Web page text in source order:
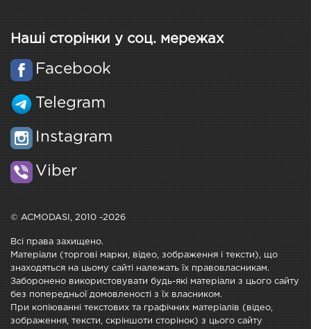
Наші сторінки у соц. мережах
Facebook
Telegram
Instagram
Viber
© ACMODASI, 2010 -2026
Всі права захищено.
Матеріали (торгові марки, відео, зображення і тексти), що
знаходяться на цьому сайті належать їх правовласникам.
Заборонено використовувати будь-які матеріали з цього сайту
без попередньої домовленості з їх власником.
При копіюванні текстових та графічних матеріалів (відео,
зображення, тексти, скріншоти сторінок) з цього сайту